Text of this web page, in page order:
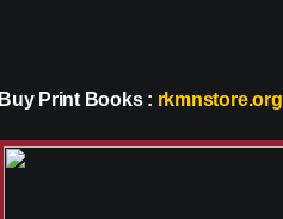
Buy Print Books: rkmnstore.org